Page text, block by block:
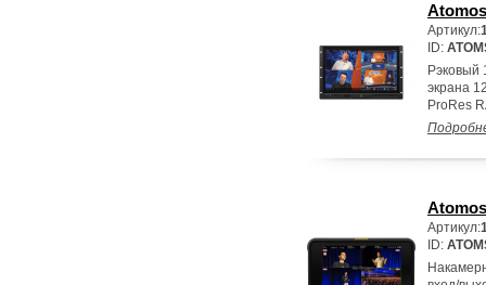
Артикул:
ID:
Рэковый
экрана
ProRes
Артикул:
ID: